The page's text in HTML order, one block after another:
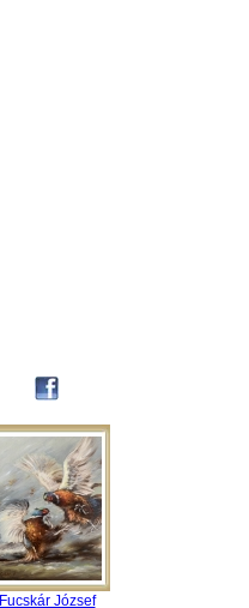
Fucskár József